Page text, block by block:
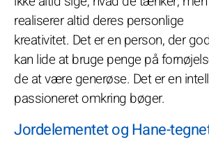
realiserer altid deres personlige
kreativitet. Det er en person, der
kan lide at bruge penge på
de at være generøse. Det er en
passioneret omkring bøger.
Jordelementet og Hane-